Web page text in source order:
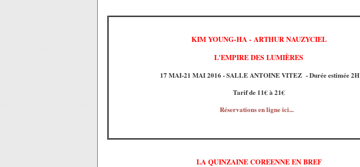
KIM YOUNG-HA - ARTHUR NAUZYCIEL
L'EMPIRE DES LUMIÈRES
17 MAI-21 MAI 2016 - SALLE ANTOINE VITEZ - Durée estimée 2H
Tarif de 11€ à 21€
Réservations en ligne ici...
LA QUINZAINE COREENNE EN BREF